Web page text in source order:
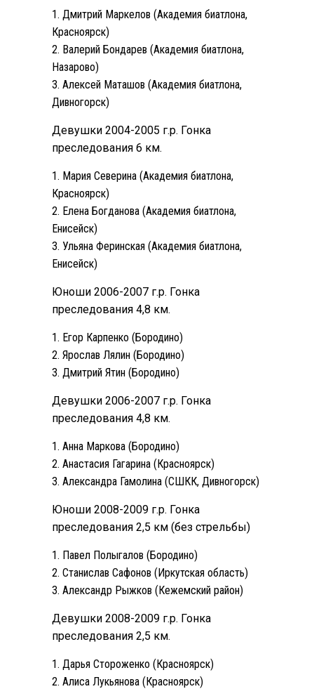
Дмитрий Маркелов (Академия биатлона,
Красноярск)
Валерий Бондарев (Академия биатлона,
Назарово)
Алексей Маташов (Академия биатлона,
Дивногорск)
Девушки 2004-2005 г.р. Гонка
преследования 6 км.
Мария Северина (Академия биатлона,
Красноярск)
Елена Богданова (Академия биатлона,
Енисейск)
Ульяна Феринская (Академия биатлона,
Енисейск)
Юноши 2006-2007 г.р. Гонка
преследования 4,8 км.
Егор Карпенко (Бородино)
Ярослав Лялин (Бородино)
Дмитрий Ятин (Бородино)
Девушки 2006-2007 г.р. Гонка
преследования 4,8 км.
Анна Маркова (Бородино)
Анастасия Гагарина (Красноярск)
Александра Гамолина (СШКК, Дивногорск)
Юноши 2008-2009 г.р. Гонка
преследования 2,5 км (без стрельбы)
Павел Полыгалов (Бородино)
Станислав Сафонов (Иркутская область)
Александр Рыжков (Кежемский район)
Девушки 2008-2009 г.р. Гонка
преследования 2,5 км.
Дарья Стороженко (Красноярск)
Алиса Лукьянова (Красноярск)